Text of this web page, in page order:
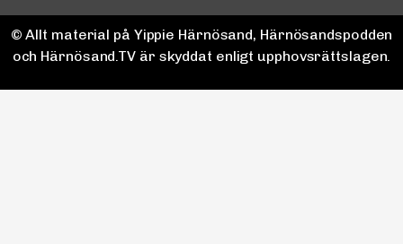
© Allt material på Yippie Härnösand, Härnösandspodden
och Härnösand.TV är skyddat enligt upphovsrättslagen.